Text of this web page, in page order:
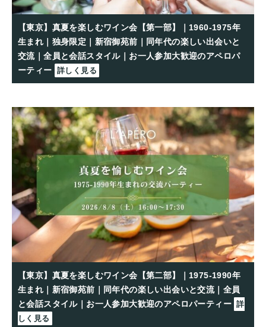
【東京】真夏を楽しむワイン会【第一部】｜1960-1975年
生まれ｜独身限定｜新宿御苑前｜同年代の楽しい出会いと
交流｜全員と会話スタイル｜お一人参加大歓迎のアペロパ
ーティー 詳しく見る
【東京】真夏を楽しむワイン会【第二部】｜1975-1990年
生まれ｜新宿御苑前｜同年代の楽しい出会いと交流｜全員
と会話スタイル｜お一人参加大歓迎のアペロパーティー 詳
しく見る